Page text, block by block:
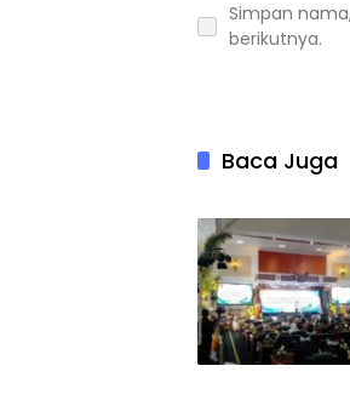
Simpan
berikutnya.
Baca Juga